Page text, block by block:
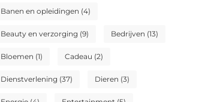
Banen en opleidingen (4)
Beauty en verzorging (9) Bedrijven (13)
Bloemen (1) Cadeau (2)
Dienstverlening (37) Dieren (3)